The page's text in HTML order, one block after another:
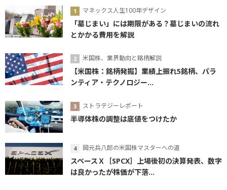
マネックス人生100年デザイン
「墓じまい」には期限がある？墓じまいの流れ
とかかる費用を解説
米国株、業界動向と銘柄解説
【米国株：銘柄発掘】業績上振れ5銘柄、パラ
ンティア・テクノロジー...
ストラテジーレポート
半導体株の調整は底値をつけたか
岡元兵八郎の米国株マスターへの道
スペースＸ［SPCX］上場後初の決算発表、数字
は良かったが株価が下落...